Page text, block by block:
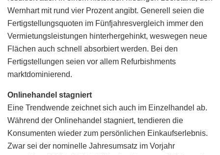
Wernhart mit rund vier Prozent angibt. Generell seien die
Fertigstellungsquoten im Fünfjahresvergleich immer den
Vermietungsleistungen hinterhergehinkt, weswegen neue
Flächen auch schnell absorbiert werden. Bei den
Fertigstellungen seien vor allem Refurbishments
marktdominierend.
Onlinehandel stagniert
Eine Trendwende zeichnet sich auch im Einzelhandel ab.
Während der Onlinehandel stagniert, tendieren die
Konsumenten wieder zum persönlichen Einkaufserlebnis.
Zwar sei der nominelle Jahresumsatz im Vorjahr